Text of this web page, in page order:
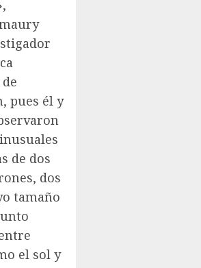
pues él y
de dos
dos
tamaño
el sol y